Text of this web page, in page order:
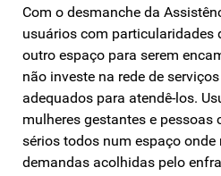
Com o desmanche da
usuários com particularidades
outro espaço para serem
não investe na rede de
adequados para atendê-los.
mulheres gestantes e
sérios todos num espaço
demandas acolhidas pelo